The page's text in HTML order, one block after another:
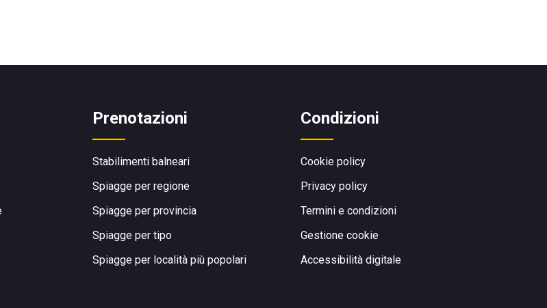
Prenotazioni
Stabilimenti balneari
Spiagge per regione
Spiagge per provincia
Spiagge per tipo
Spiagge per località più popolari
Condizioni
Cookie policy
Privacy policy
Termini e condizioni
Gestione cookie
Accessibilità digitale